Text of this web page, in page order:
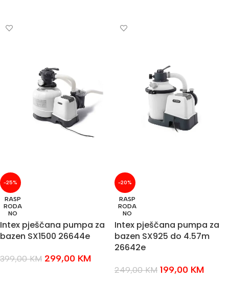
-25%
RASP
RODA
NO
Intex pješčana pumpa za
bazen SX1500 26644e
399,00KM 299,00 KM
-20%
RASP
RODA
NO
Intex pješčana pumpa za
bazen SX925 do 4.57m
26642e
249,00KM 199,00 KM